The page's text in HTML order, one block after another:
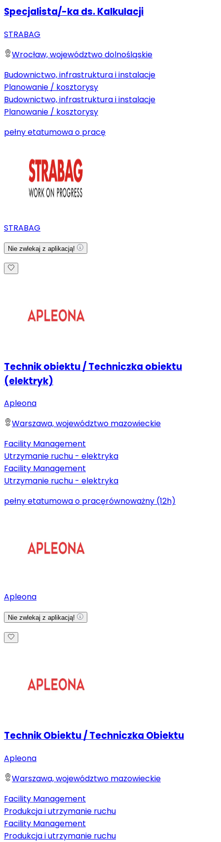
Specjalista/-ka ds. Kalkulacji
STRABAG
Wrocław, województwo dolnośląskie
Budownictwo, infrastruktura i instalacje
Planowanie / kosztorysy
Budownictwo, infrastruktura i instalacje
Planowanie / kosztorysy
pełny etatumowa o pracę
STRABAG
Nie zwlekaj z aplikacją!
Technik obiektu / Techniczka obiektu
(elektryk)
Apleona
Warszawa, województwo mazowieckie
Facility Management
Utrzymanie ruchu - elektryka
Facility Management
Utrzymanie ruchu - elektryka
pełny etatumowa o pracęrównoważny (12h)
Apleona
Nie zwlekaj z aplikacją!
Technik Obiektu / Techniczka Obiektu
Apleona
Warszawa, województwo mazowieckie
Facility Management
Produkcja i utrzymanie ruchu
Facility Management
Produkcja i utrzymanie ruchu